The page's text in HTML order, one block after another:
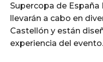
Supercopa de España
llevarán a cabo en
Castellón y están
experiencia del evento.